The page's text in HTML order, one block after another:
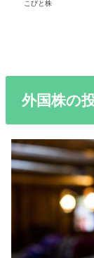
こびと株
外国株の